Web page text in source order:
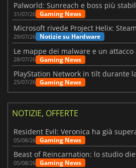
31/07/26 Gaming News
Microsoft rivede Project Helix:
29/07/26 Notizie su Hardware
28/07/26 Gaming News
25/07/26 Gaming News
NOTIZIE, OFFERTE
05/08/26 Gaming News
05/08/26 Gaming News